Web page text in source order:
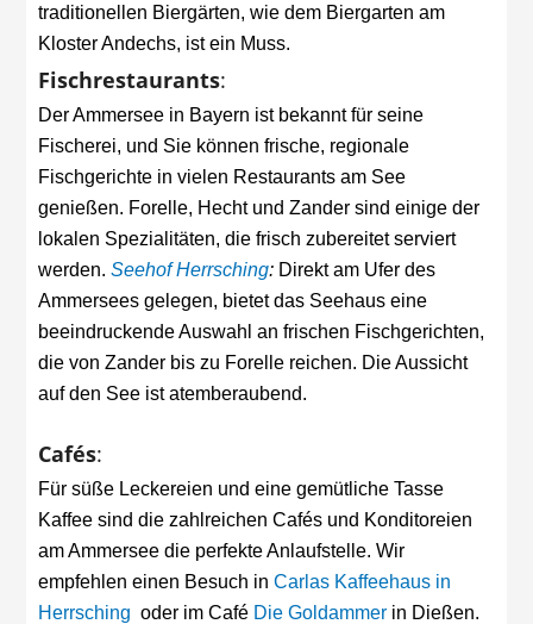
traditionellen Biergärten, wie dem Biergarten am
Kloster Andechs, ist ein Muss.
Fischrestaurants:
Der Ammersee in Bayern ist bekannt für seine
Fischerei, und Sie können frische, regionale
Fischgerichte in vielen Restaurants am See
genießen. Forelle, Hecht und Zander sind einige der
lokalen Spezialitäten, die frisch zubereitet serviert
werden.Seehof Herrsching: Direkt am Ufer des
Ammersees gelegen, bietet das Seehaus eine
beeindruckende Auswahl an frischen Fischgerichten,
die von Zander bis zu Forelle reichen. Die Aussicht
auf den See ist atemberaubend.
Cafés:
Für süße Leckereien und eine gemütliche Tasse
Kaffee sind die zahlreichen Cafés und Konditoreien
am Ammersee die perfekte Anlaufstelle. Wir
empfehlen einen Besuch inCarlas Kaffeehaus in
Herrsching oder im Café Die Goldammer in Dießen.